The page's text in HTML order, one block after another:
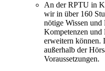
An der RPTU in
wir in über 160
nötige Wissen
Kompetenzen und
erweitern können.
außerhalb der
Voraussetzungen.